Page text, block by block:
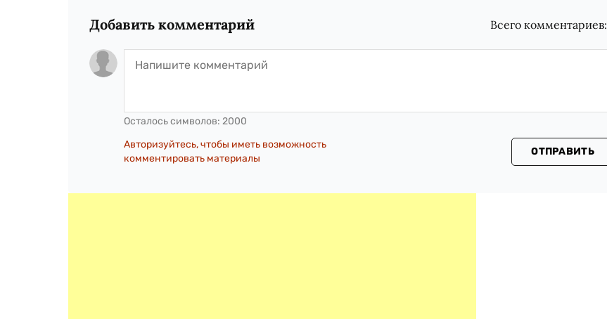
Добавить комментарий Всего комментариев:
Осталось символов: 2000
Авторизуйтесь, чтобы иметь возможность
комментировать материалы
ОТПРАВИТЬ